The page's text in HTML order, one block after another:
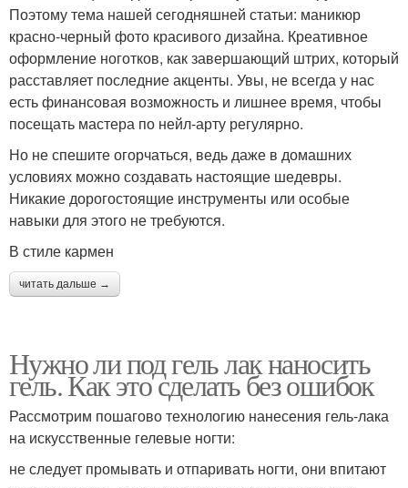
Поэтому тема нашей сегодняшней статьи: маникюр
красно-черный фото красивого дизайна. Креативное
оформление ноготков, как завершающий штрих, который
расставляет последние акценты. Увы, не всегда у нас
есть финансовая возможность и лишнее время, чтобы
посещать мастера по нейл-арту регулярно.
Но не спешите огорчаться, ведь даже в домашних
условиях можно создавать настоящие шедевры.
Никакие дорогостоящие инструменты или особые
навыки для этого не требуются.
В стиле кармен
читать дальше →
Нужно ли под гель лак наносить
гель. Как это сделать без ошибок
Рассмотрим пошагово технологию нанесения гель-лака
на искусственные гелевые ногти:
не следует промывать и отпаривать ногти, они впитают